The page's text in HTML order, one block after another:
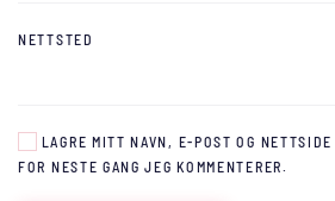
NETTSTED
LAGRE MITT NAVN, E-POST OG
FOR NESTE GANG JEG KOMMENTERER.